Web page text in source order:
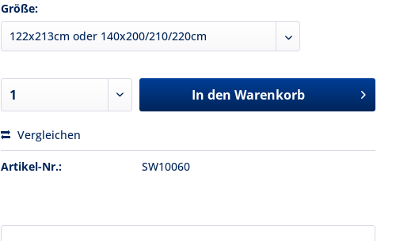
Größe:
In den Warenkorb
Vergleichen
Artikel-Nr.: SW10060